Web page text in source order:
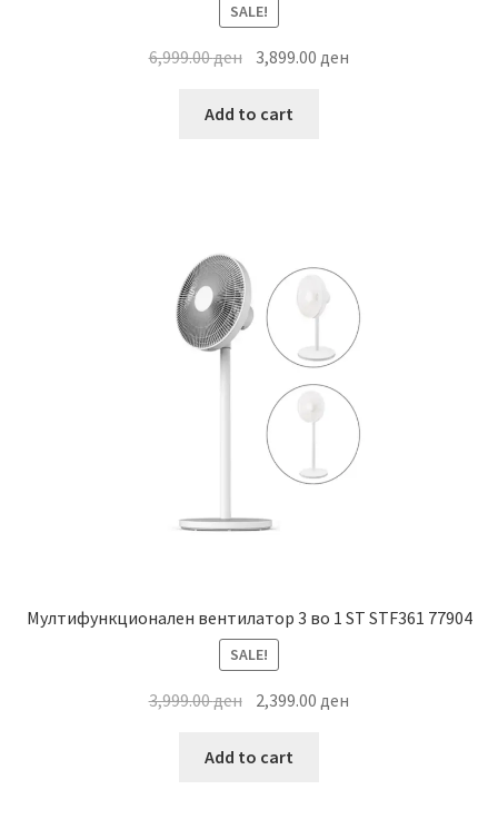
SALE!
6,999.00ден Original
was:
3,899.00 ден
Add to cart
Мултифункционален вентилатор 3 во 1 ST STF361 77904
SALE!
3,999.00ден Original
was:
2,399.00ден
Add to cart